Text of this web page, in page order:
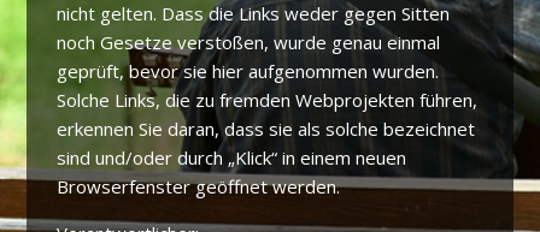
nicht gelten. Dass die Links weder gegen Sitten
noch Gesetze verstoßen, wurde genau einmal
geprüft, bevor sie hier aufgenommen wurden.
Solche Links, die zu fremden Webprojekten führen,
erkennen Sie daran, dass sie als solche bezeichnet
sind und/oder durch „Klick“ in einem neuen
Browserfenster geöffnet werden.